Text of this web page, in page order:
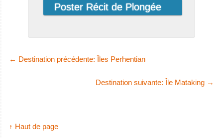
← Destination précédente: Îles Perhentian
Destination suivante: Île Mataking →
↑ Haut de page